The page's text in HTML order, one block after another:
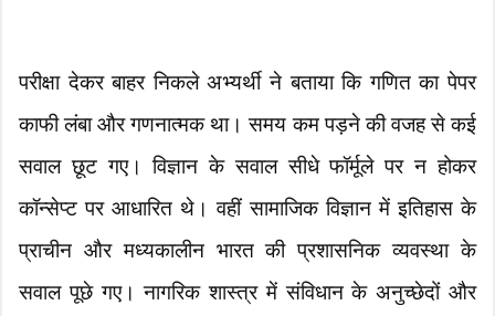
परीक्षा देकर बाहर निकले अभ्यर्थी ने बताया कि गणित का पेपर
काफी लंबा और गणनात्मक था। समय कम पड़ने की वजह से कई
सवाल छूट गए। विज्ञान के सवाल सीधे फॉर्मूले पर न होकर
कॉन्सेप्ट पर आधारित थे। वहीं सामाजिक विज्ञान में इतिहास के
प्राचीन और मध्यकालीन भारत की प्रशासनिक व्यवस्था के
सवाल पूछे गए। नागरिक शास्त्र में संविधान के अनुच्छेदों और